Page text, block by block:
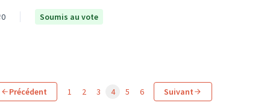
0 Soumis au vote
Précédent 1 2 3 4 5 6 Suivant